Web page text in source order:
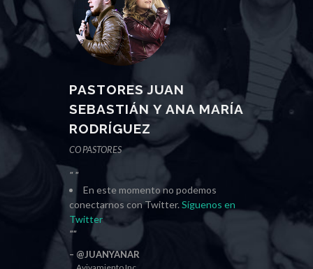
PASTORES JUAN
SEBASTIÁN Y ANA MARÍA
RODRÍGUEZ
CO PASTORES
En este momento no podemos
conectarnos con Twitter. Síguenos en
Twitter
@JUANYANAR